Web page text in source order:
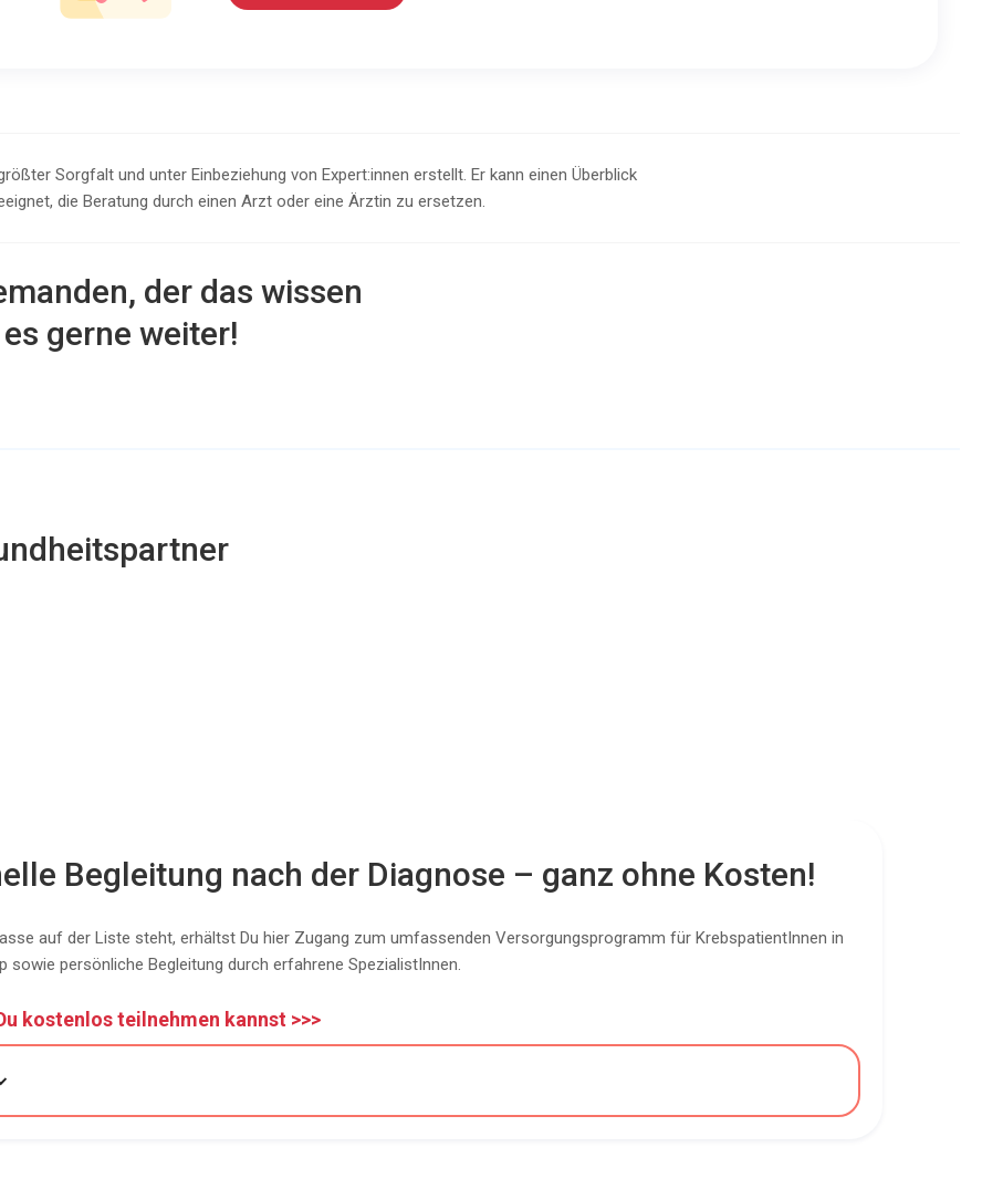
Sorgfalt und unter Einbeziehung von Expert:innen erstellt. Er kann einen Überblick
die Beratung durch einen Arzt oder eine Ärztin zu ersetzen.
der das wissen
gerne weiter!
Begleitung nach der Diagnose – ganz ohne Kosten!
auf der Liste steht, erhältst Du hier Zugang zum umfassenden Versorgungsprogramm für KrebspatientInnen in
sowie persönliche Begleitung durch erfahrene SpezialistInnen.
kostenlos teilnehmen kannst >>>